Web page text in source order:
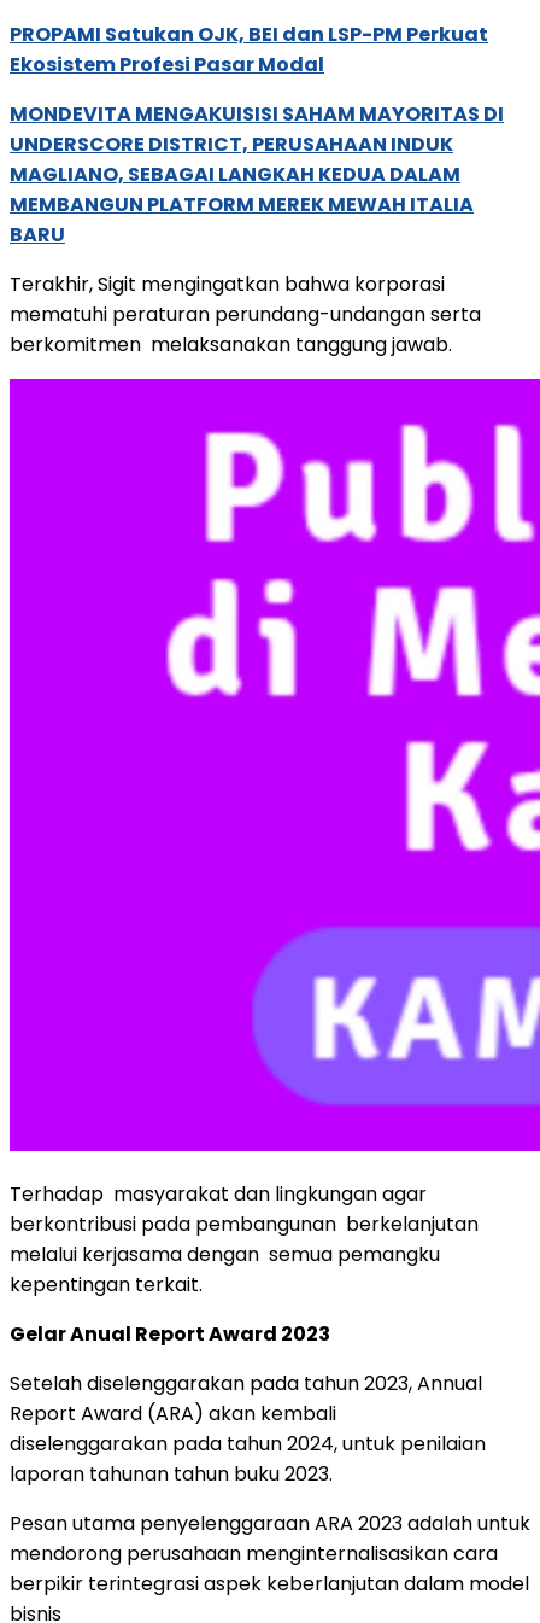
PROPAMI Satukan OJK, BEI dan LSP-PM Perkuat
Ekosistem Profesi Pasar Modal
MONDEVITA MENGAKUISISI SAHAM MAYORITAS DI
UNDERSCORE DISTRICT, PERUSAHAAN INDUK
MAGLIANO, SEBAGAI LANGKAH KEDUA DALAM
MEMBANGUN PLATFORM MEREK MEWAH ITALIA
BARU
Terakhir, Sigit mengingatkan bahwa korporasi
mematuhi peraturan perundang-undangan serta
berkomitmen melaksanakan tanggung jawab.
Terhadap masyarakat dan lingkungan agar
berkontribusi pada pembangunan berkelanjutan
melalui kerjasama dengan semua pemangku
kepentingan terkait.
Gelar Anual Report Award 2023
Setelah diselenggarakan pada tahun 2023, Annual
Report Award (ARA) akan kembali
diselenggarakan pada tahun 2024, untuk penilaian
laporan tahunan tahun buku 2023.
Pesan utama penyelenggaraan ARA 2023 adalah untuk
mendorong perusahaan menginternalisasikan cara
berpikir terintegrasi aspek keberlanjutan dalam model
bisnis